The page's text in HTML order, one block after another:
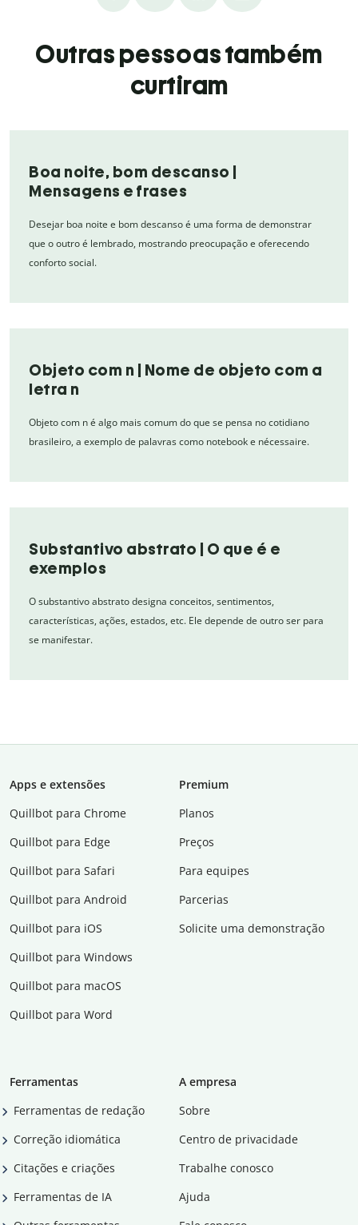
Outras pessoas também
curtiram
Boa noite, bom descanso |
Mensagens e frases
Desejar boa noite e bom descanso é uma forma de demonstrar
que o outro é lembrado, mostrando preocupação e oferecendo
conforto social.
Objeto com n | Nome de objeto com a
letra n
Objeto com n é algo mais comum do que se pensa no cotidiano
brasileiro, a exemplo de palavras como notebook e nécessaire.
Substantivo abstrato | O que é e
exemplos
O substantivo abstrato designa conceitos, sentimentos,
características, ações, estados, etc. Ele depende de outro ser para
se manifestar.
Apps e extensões
Quillbot para Chrome
Quillbot para Edge
Quillbot para Safari
Quillbot para Android
Quillbot para iOS
Quillbot para Windows
Quillbot para macOS
Quillbot para Word
Premium
Planos
Preços
Para equipes
Parcerias
Solicite uma demonstração
Ferramentas
Ferramentas de redação
Correção idiomática
Citações e criações
Ferramentas de IA
A empresa
Sobre
Centro de privacidade
Trabalhe conosco
Ajuda